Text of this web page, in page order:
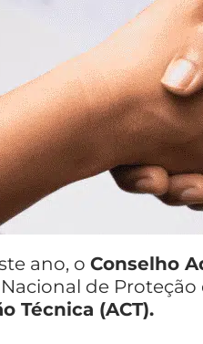
ano, o Conselho
de
Técnica (ACT).